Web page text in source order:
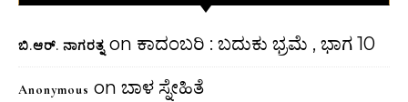
ಬಿ.ಆರ್. ನಾಗರತ್ನ on ಕಾದಂಬರಿ : ಬದುಕು ಭ್ರಮೆ , ಭಾಗ 10
Anonymous on ಬಾಳ ಸ್ನೇಹಿತೆ